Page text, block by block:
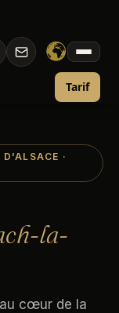
Tarif
Privé
·
la-
cœur de la